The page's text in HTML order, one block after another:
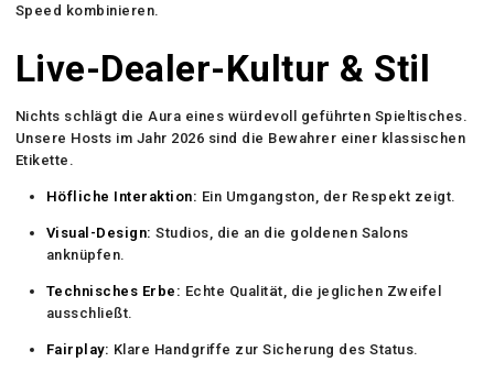
Speed kombinieren.
Live-Dealer-Kultur & Stil
Nichts schlägt die Aura eines würdevoll geführten Spieltisches.
Unsere Hosts im Jahr 2026 sind die Bewahrer einer klassischen
Etikette.
Höfliche Interaktion: Ein Umgangston, der Respekt zeigt.
Visual-Design: Studios, die an die goldenen Salons
anknüpfen.
Technisches Erbe: Echte Qualität, die jeglichen Zweifel
ausschließt.
Fairplay: Klare Handgriffe zur Sicherung des Status.